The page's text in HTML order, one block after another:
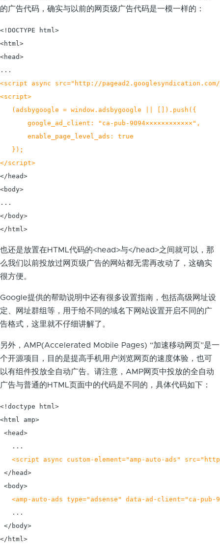
的广告代码，确实与以前的网页级广告代码是一模一样的：
<!DOCTYPE html>
<html>
<head>
<script async src="http://
<script>
   (adsbygoogle = window.adsbygoogle || []).push({
       google_ad_client: "ca-pub-9094××××××××××××",
       enable_page_level_ads: true
   });
</script>
</head>
<body>
...
</body>
</html>
也还是放置在HTML代码的<head>与</head>之间就可以，那
么我们以前投放过网页级广告的网站都无需再改动了，这确实
很方便。
Google提供的帮助说明中还有很多设置指南，包括高级网址设
定、网址群组等，用于给不同的域名下网站设置开启不同的广
告格式，这里就不仔细讲解了。
另外，AMP(Accelerated Mobile Pages) “加速移动网页”是一
个开源项目，目的是提高手机用户浏览网页的速度体验，也可
以有组件投放全自动广告。请注意，AMP网页中投放的全自动
广告与普通的HTML页面中的代码是不同的，具体代码如下：
<!doctype html>
<html amp>
<head>
   ...
<script async custom-element="amp-auto-ads"
</head>
<body>
<amp-auto-ads type="adsense" data-ad-client="ca-pub-
   ...
</body>